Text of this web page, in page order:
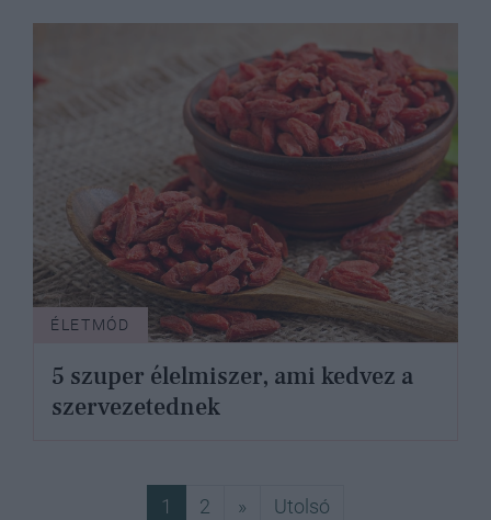
ÉLETMÓD
5 szuper élelmiszer, ami kedvez a
szervezetednek
1 2 » Következő
Utolsó